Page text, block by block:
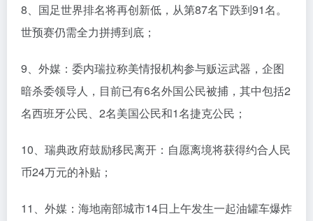
8、国足世界排名将再创新低，从第87名下跌到91名。
世预赛仍需全力拼搏到底；
9、外媒：委内瑞拉称美情报机构参与贩运武器，企图
暗杀委领导人，目前已有6名外国公民被捕，其中包括2
名西班牙公民、2名美国公民和1名捷克公民；
10、瑞典政府鼓励移民离开：自愿离境将获得约合人民
币24万元的补贴；
11、外媒：海地南部城市14日上午发生一起油罐车爆炸